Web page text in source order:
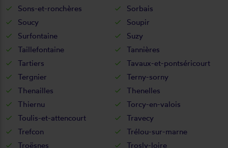
Sons-et-ronchères
Sorbais
Soucy
Soupir
Surfontaine
Suzy
Taillefontaine
Tannières
Tartiers
Tavaux-et-pontséricourt
Tergnier
Terny-sorny
Thenailles
Thenelles
Thiernu
Torcy-en-valois
Toulis-et-attencourt
Travecy
Trefcon
Trélou-sur-marne
Troësnes
Trosly-loire